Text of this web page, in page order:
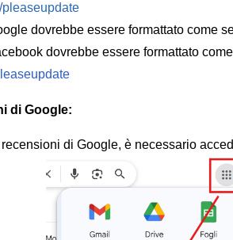
pleaseupdate
dovrebbe essere formattato come
dovrebbe essere formattato
di Google:
di Google, è necessario